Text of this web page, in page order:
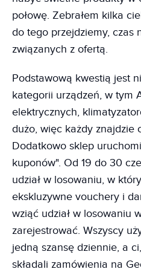
połowę. Zebrałem kilka
do tego przejdziemy, czas
związanych z ofertą.
Podstawową kwestią jest
kategorii urządzeń, w tym
elektrycznych,
dużo, więc każdy znajdzie
Dodatkowo sklep
kuponów". Od 19 do 30
udział w losowaniu, w
ekskluzywne vouchery i
wziąć udział w losowaniu
zarejestrować. Wszyscy
jedną szansę dziennie, a
składali zamówienia na